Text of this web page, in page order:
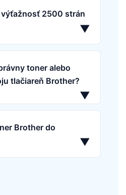
výťažnosť 2500 strán
▼
toner alebo
tlačiareň Brother?
▼
Brother do
▼